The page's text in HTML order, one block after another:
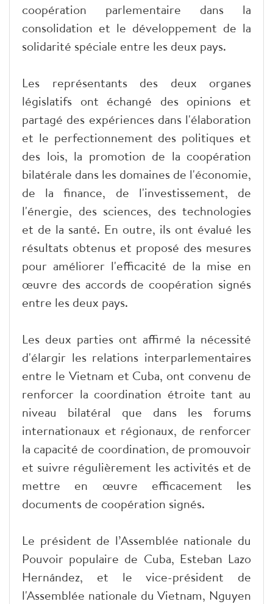
coopération parlementaire dans la
consolidation et le développement de la
solidarité spéciale entre les deux pays.
Les représentants des deux organes
législatifs ont échangé des opinions et
partagé des expériences dans l'élaboration
et le perfectionnement des politiques et
des lois, la promotion de la coopération
bilatérale dans les domaines de l'économie,
de la finance, de l'investissement, de
l'énergie, des sciences, des technologies
et de la santé. En outre, ils ont évalué les
résultats obtenus et proposé des mesures
pour améliorer l'efficacité de la mise en
œuvre des accords de coopération signés
entre les deux pays.
Les deux parties ont affirmé la nécessité
d'élargir les relations interparlementaires
entre le Vietnam et Cuba, ont convenu de
renforcer la coordination étroite tant au
niveau bilatéral que dans les forums
internationaux et régionaux, de renforcer
la capacité de coordination, de promouvoir
et suivre régulièrement les activités et de
mettre en œuvre efficacement les
documents de coopération signés.
Le président de l’Assemblée nationale du
Pouvoir populaire de Cuba, Esteban Lazo
Hernández, et le vice-président de
l'Assemblée nationale du Vietnam, Nguyen